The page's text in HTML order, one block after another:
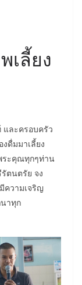
เลี้ยง
ละครอบครัว
ดื่มมาเลี้ยง
ระคุณทุกๆท่าน
ตนตรัย จง
ความเจริญ
าทุก